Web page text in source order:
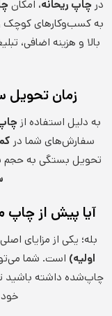
در چاپ ریحانه، امکان
به کسب‌وکارهای کوچک و
بالا و هزینه اضافی،
زمان
به دلیل استفاده از
سفارش‌های شما در
تحویل بستگی به حجم
آیا پیش از چاپ
بله؛ یکی از مزایای
اولیه) است. شما
چاپ‌شده داشته باشید
خود